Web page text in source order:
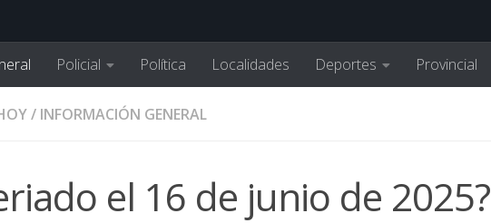
Policial Política Localidades Deportes Provincial
/ INFORMACIÓN GENERAL
el 16 de junio de 2025?